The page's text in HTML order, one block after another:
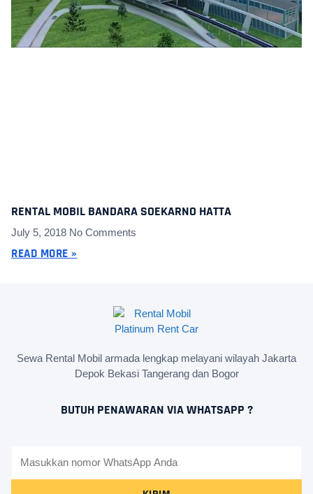
RENTAL MOBIL BANDARA SOEKARNO HATTA
July 5, 2018 No Comments
READ MORE »
Sewa Rental Mobil armada lengkap melayani wilayah Jakarta
Depok Bekasi Tangerang dan Bogor
BUTUH PENAWARAN VIA WHATSAPP ?